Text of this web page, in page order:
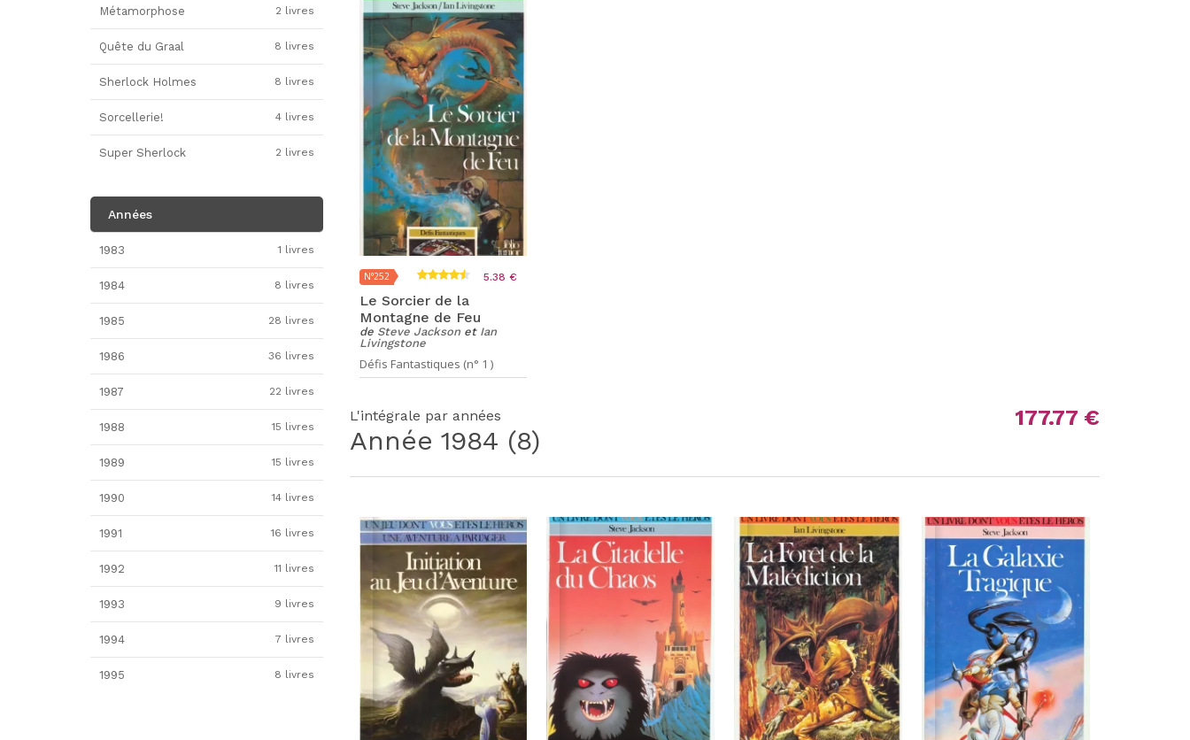
N°252 5.38 €
Le Sorcier de la
Montagne de Feu
de Steve Jacksonet Ian
Livingstone
Défis Fantastiques (n° 1 )
L'intégrale par années
Année 1984 (8)
177.77 €
Métamorphose 2 livres
Quête du Graal 8 livres
Sherlock Holmes 8 livres
Sorcellerie! 4 livres
Super Sherlock 2 livres
Années
1983 1 livres
1984 8 livres
1985 28 livres
1986 36 livres
1987 22 livres
1988 15 livres
1989 15 livres
1990 14 livres
1991 16 livres
1992 11 livres
1993 9 livres
1994 7 livres
1995 8 livres